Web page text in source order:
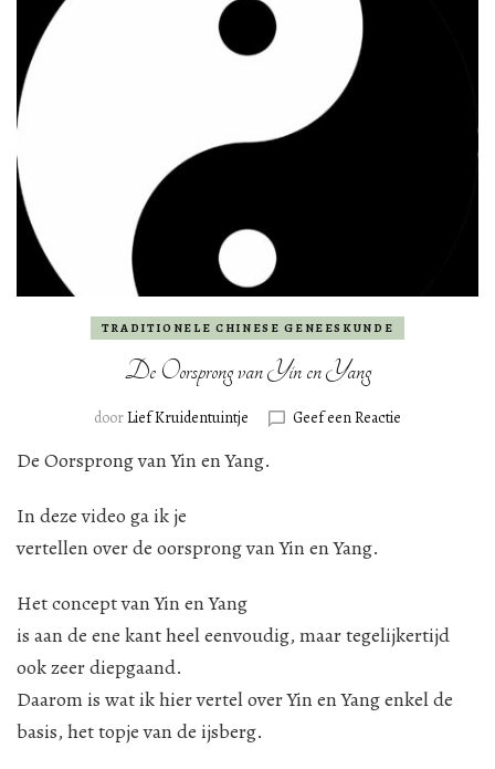
TRADITIONELE CHINESE GENEESKUNDE
De Oorsprong van Yin en Yang
door Lief Kruidentuintje Geef een Reactie
De Oorsprong van Yin en Yang.
In deze video ga ik je
vertellen over de oorsprong van Yin en Yang.
Het concept van Yin en Yang
is aan de ene kant heel eenvoudig, maar tegelijkertijd
ook zeer diepgaand.
Daarom is wat ik hier vertel over Yin en Yang enkel de
basis, het topje van de ijsberg.